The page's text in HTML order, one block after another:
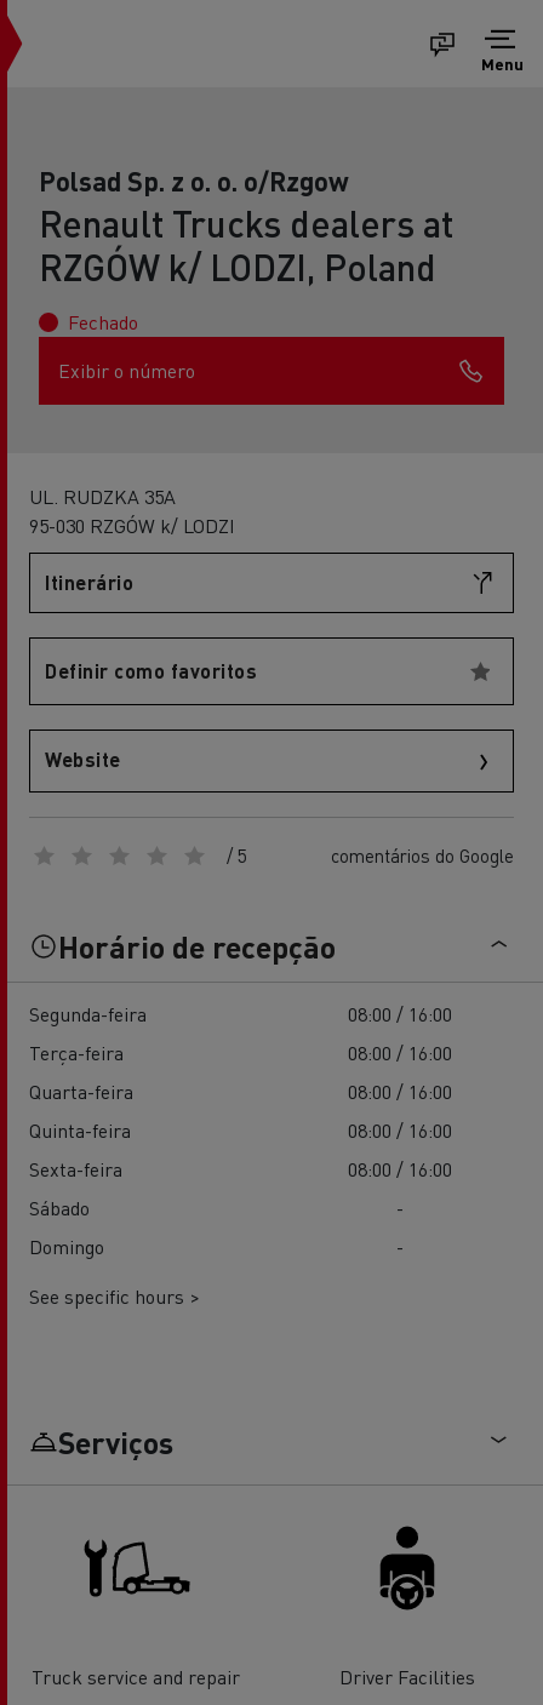
Menu
Polsad Sp. z o. o. o/Rzgow
Renault Trucks dealers at
RZGÓW k/ LODZI, Poland
Fechado
Exibir o número
UL. RUDZKA 35A
95-030 RZGÓW k/ LODZI
Itinerário
Definir como favoritos
Website
/ 5 comentários do Google
Horário de recepção
Segunda-feira
08:00 / 16:00
Terça-feira
08:00 / 16:00
Quarta-feira
08:00 / 16:00
Quinta-feira
08:00 / 16:00
Sexta-feira
08:00 / 16:00
Sábado
-
Domingo
-
See specific hours >
Serviços
Truck service and repair Driver Facilities